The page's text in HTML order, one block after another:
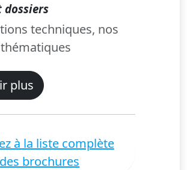
dossiers
techniques, nos
plus
à la liste complète
des brochures